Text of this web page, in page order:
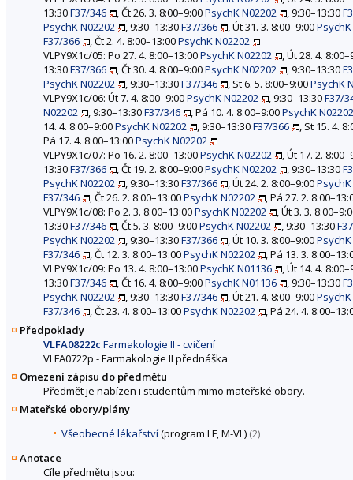
13:30F37/346 , Čt 26. 3. 8:00–9:00PsychK N02202 , 9:30–13:30
PsychK N02202
, 9:30–13:30F37/366 , Út 31. 3. 8:00–9:00
F37/366
, Čt 2. 4. 8:00–13:00PsychK N02202
VLPY9X1c/05: Po 27. 4. 8:00–13:00PsychK N02202
, Út 28. 4.
13:30F37/366 , Čt 30. 4. 8:00–9:00PsychK N02202 , 9:30–13:30
PsychK N02202
, 9:30–13:30F37/346 , St 6. 5. 8:00–9:00PsychK
VLPY9X1c/06: Út 7. 4. 8:00–9:00PsychK N02202 , 9:30–13:30F37/
N02202
, 9:30–13:30F37/346 , Pá 10. 4. 8:00–9:00PsychK N02202
14. 4. 8:00–9:00PsychK N02202 , 9:30–13:30F37/366
, St 15. 4.
Pá 17. 4. 8:00–13:00PsychK N02202
VLPY9X1c/07: Po 16. 2. 8:00–13:00PsychK N02202
, Út 17. 2.
13:30F37/366 , Čt 19. 2. 8:00–9:00PsychK N02202 , 9:30–13:30
PsychK N02202
, 9:30–13:30F37/366 , Út 24. 2. 8:00–9:00
F37/346
, Čt 26. 2. 8:00–13:00PsychK N02202
, Pá 27. 2.
VLPY9X1c/08: Po 2. 3. 8:00–13:00PsychK N02202
, Út 3. 3.
13:30F37/346 , Čt 5. 3. 8:00–9:00PsychK N02202 , 9:30–13:30
PsychK N02202
, 9:30–13:30F37/366 , Út 10. 3. 8:00–9:00
F37/346
, Čt 12. 3. 8:00–13:00PsychK N02202
, Pá 13. 3.
VLPY9X1c/09: Po 13. 4. 8:00–13:00PsychK N01136
, Út 14. 4.
13:30F37/346 , Čt 16. 4. 8:00–9:00PsychK N01136 , 9:30–13:30
PsychK N02202
, 9:30–13:30F37/346 , Út 21. 4. 8:00–9:00
F37/346
, Čt 23. 4. 8:00–13:00PsychK N02202
, Pá 24. 4.
Předpoklady
VLFA08222c Farmakologie II - cvičení
VLFA0722p - Farmakologie II přednáška
Omezení zápisu do předmětu
Předmět je nabízen i studentům mimo mateřské obory.
Mateřské obory/plány
Všeobecné lékařství(program LF, M-VL) (2)
Anotace
Cíle předmětu jsou: